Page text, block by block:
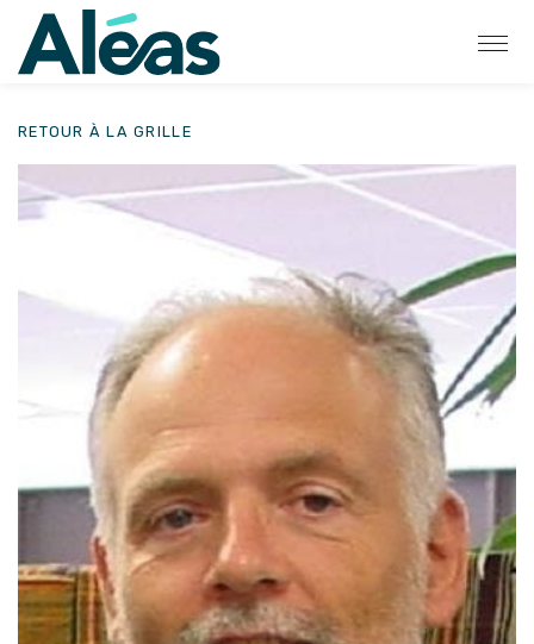
RETOUR À LA GRILLE